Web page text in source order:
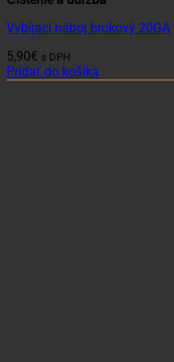
Vybíjací náboj brokový 20GA
5,90€ s DPH
Pridať do košíka